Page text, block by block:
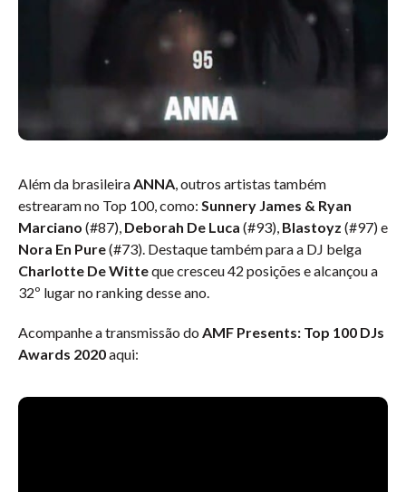
Além da brasileiraANNA, outros artistas também
estrearam no Top 100, como: Sunnery James & Ryan
Marciano (#87), Deborah De Luca (#93), Blastoyz (#97) e
Nora En Pure(#73). Destaque também para a DJ belga
Charlotte De Witteque cresceu 42 posições e alcançou a
32º lugar no ranking desse ano.
Acompanhe a transmissão do AMF Presents: Top 100 DJs
Awards 2020aqui: